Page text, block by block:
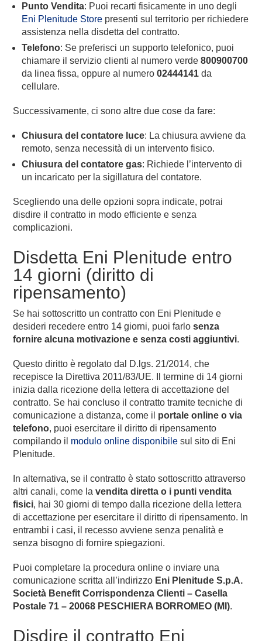
Punto Vendita: Puoi recarti fisicamente in uno degli
Eni Plenitude Store presenti sul territorio per richiedere
assistenza nella disdetta del contratto.
Telefono: Se preferisci un supporto telefonico, puoi
chiamare il servizio clienti al numero verde800900700
da linea fissa, oppure al numero02444141 da
cellulare.
Successivamente, ci sono altre due cose da fare:
Chiusura del contatore luce: La chiusura avviene da
remoto, senza necessità di un intervento fisico.
Chiusura del contatore gas: Richiede l’intervento di
un incaricato per la sigillatura del contatore.
Scegliendo una delle opzioni sopra indicate, potrai
disdire il contratto in modo efficiente e senza
complicazioni.
Disdetta Eni Plenitude entro
14 giorni (diritto di
ripensamento)
Se hai sottoscritto un contratto con Eni Plenitude e
desideri recedere entro 14 giorni, puoi farlosenza
fornire alcuna motivazione e senza costi aggiuntivi.
Questo diritto è regolato dal D.lgs. 21/2014, che
recepisce la Direttiva 2011/83/UE. Il termine di 14 giorni
inizia dalla ricezione della lettera di accettazione del
contratto. Se hai concluso il contratto tramite tecniche di
comunicazione a distanza, come il portale online o via
telefono, puoi esercitare il diritto di ripensamento
compilando il modulo online disponibile sul sito di Eni
Plenitude.
In alternativa, se il contratto è stato sottoscritto attraverso
altri canali, come lavendita diretta o i punti vendita
fisici, hai 30 giorni di tempo dalla ricezione della lettera
di accettazione per esercitare il diritto di ripensamento. In
entrambi i casi, il recesso avviene senza penalità e
senza bisogno di fornire spiegazioni.
Puoi completare la procedura online o inviare una
comunicazione scritta all’indirizzo Eni Plenitude S.p.A.
Società Benefit Corrispondenza Clienti – Casella
Postale 71 – 20068 PESCHIERA BORROMEO (MI).
Disdire il contratto Eni